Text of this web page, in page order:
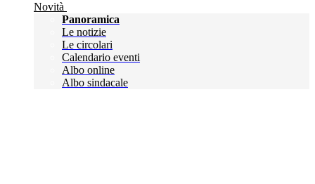
Novità
Panoramica
Le notizie
Le circolari
Calendario eventi
Albo online
Albo sindacale